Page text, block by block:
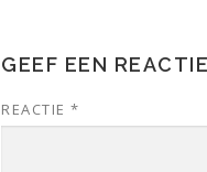
GEEF EEN REACTIE
REACTIE *